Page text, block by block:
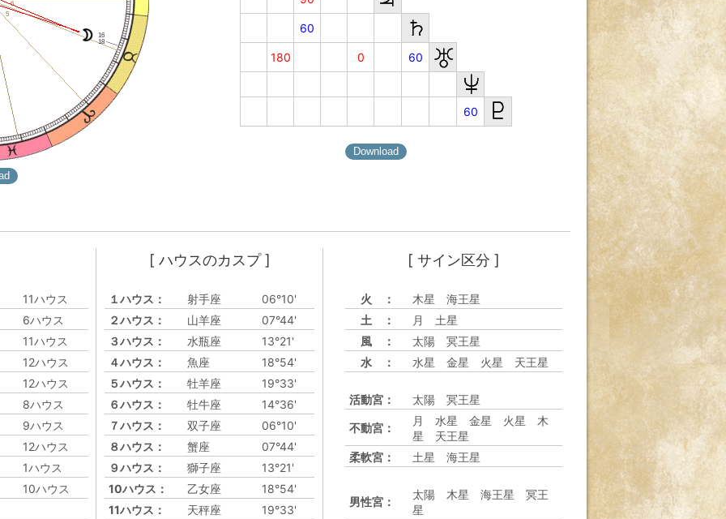
5
6
16
18
60
180 0 60
60
11ハウス
6ハウス
11ハウス
12ハウス
12ハウス
8ハウス
9ハウス
12ハウス
1ハウス
10ハウス
[ ハウスのカスプ ]
１ハウス： 射手座
06°10'
２ハウス：
山羊座
07°44'
３ハウス：
水瓶座
13°21'
４ハウス：
魚座
18°54'
５ハウス：
牡羊座
19°33'
６ハウス：
牡牛座
14°36'
７ハウス：
双子座
06°10'
８ハウス：
蟹座
07°44'
９ハウス：
獅子座
13°21'
10ハウス：
乙女座
18°54'
11ハウス：
天秤座
19°33'
[ サイン区分 ]
火 ：
木星 海王星
土 ：
月 土星
風 ：
太陽 冥王星
水 ：
水星 金星 火星 天王星
活動宮： 太陽 冥王星
不動宮：
月 水星 金星 火星 木
星 天王星
柔軟宮：
土星 海王星
男性宮：
太陽 木星 海王星 冥王
星